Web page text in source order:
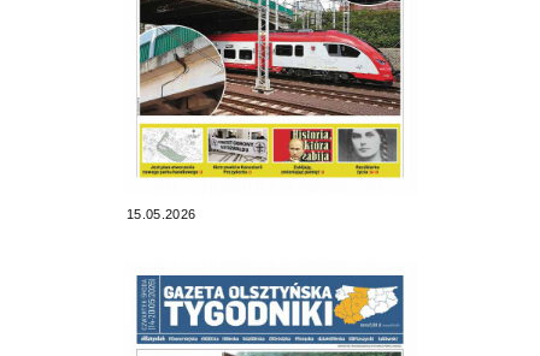
15.05.2026